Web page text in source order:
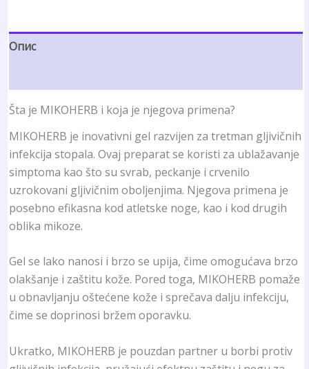
Опис
Šta je MIKOHERB i koja je njegova primena?
MIKOHERB je inovativni gel razvijen za tretman gljivičnih
infekcija stopala. Ovaj preparat se koristi za ublažavanje
simptoma kao što su svrab, peckanje i crvenilo
uzrokovani gljivičnim oboljenjima. Njegova primena je
posebno efikasna kod atletske noge, kao i kod drugih
oblika mikoze.
Gel se lako nanosi i brzo se upija, čime omogućava brzo
olakšanje i zaštitu kože. Pored toga, MIKOHERB pomaže
u obnavljanju oštećene kože i sprečava dalju infekciju,
čime se doprinosi bržem oporavku.
Ukratko, MIKOHERB je pouzdan partner u borbi protiv